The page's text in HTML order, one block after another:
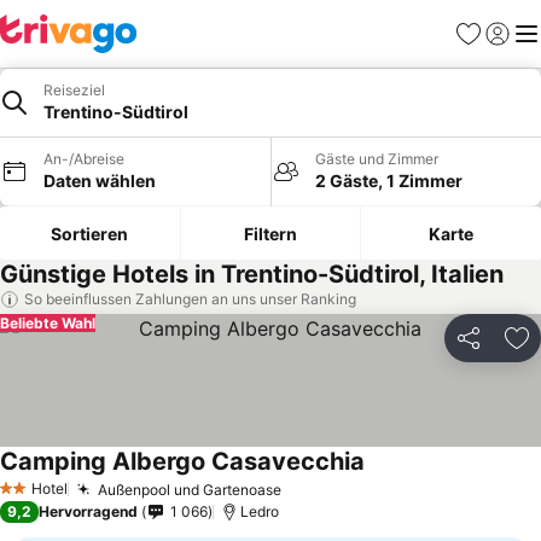
Favoriten
Reiseziel
Trentino-Südtirol
An-/Abreise
Daten wählen
Gäste und Zimmer
2 Gäste, 1 Zimmer
Sortieren Filtern Karte
Günstige Hotels in Trentino-Südtirol, Italien
So beeinflussen Zahlungen an uns unser Ranking
Teilen
Beliebte Wahl
2 Sterne
Hotel Außenpool und Gartenoase
Camping Albergo Casavecchia
9,2 Hervorragend 1 066 Ledro